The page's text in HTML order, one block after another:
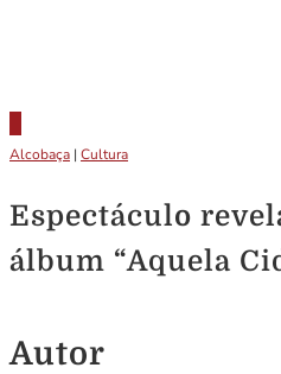
Alcobaça | Cultura
Espectáculo
álbum “Aquela
Autor